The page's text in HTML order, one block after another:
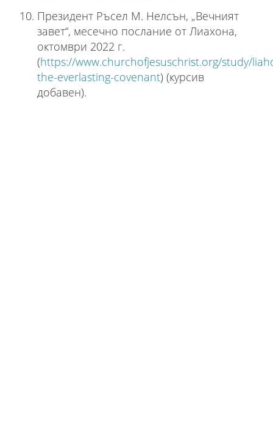
Президент Ръсел М. Нелсън, „Вечният
завет“, месечно послание от Лиахона,
октомври 2022 г.
(https://www.churchofjesuschrist.org/study/
the-everlasting-covenant) (курсив
добавен).